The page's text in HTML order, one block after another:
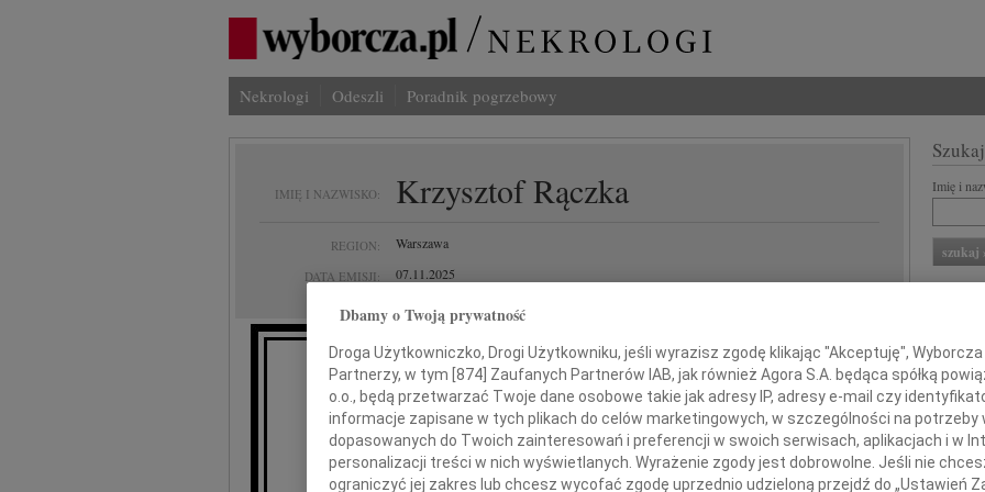
Nekrologi Odeszli Poradnik pogrzebowy
IMIĘ I NAZWISKO: Krzysztof Rączka
REGION: Warszawa
DATA EMISJI: 07.11.2025
Z wielkim żalem przyjęliśmy wiadomość o śmierci
Profesora
Imię i
Z
W
Dbamy o Twoją prywatność
Droga Użytkowniczko, Drogi Użytkowniku, jeśli wyrazisz zgodę klikając "Akceptuję",
Partnerzy, w tym [874] Zaufanych Partnerów IAB, jak również Agora S.A. będąca spółką
o.o., będą przetwarzać Twoje dane osobowe takie jak adresy IP, adresy e-mail czy
informacje zapisane w tych plikach do celów marketingowych, w szczególności na potrzeby
dopasowanych do Twoich zainteresowań i preferencji w swoich serwisach, aplikacjach i w
personalizacji treści w nich wyświetlanych. Wyrażenie zgody jest dobrowolne. Jeśli nie
ograniczyć jej zakres lub chcesz wycofać zgodę uprzednio udzieloną przejdź do „Ustawień